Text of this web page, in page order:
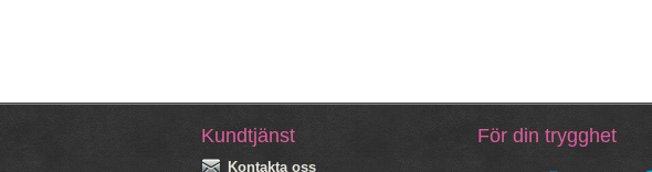
Kundtjänst
Kontakta oss
För din trygghet